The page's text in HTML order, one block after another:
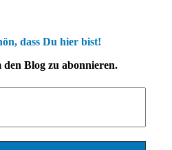
dass Du hier bist!
Blog zu abonnieren.